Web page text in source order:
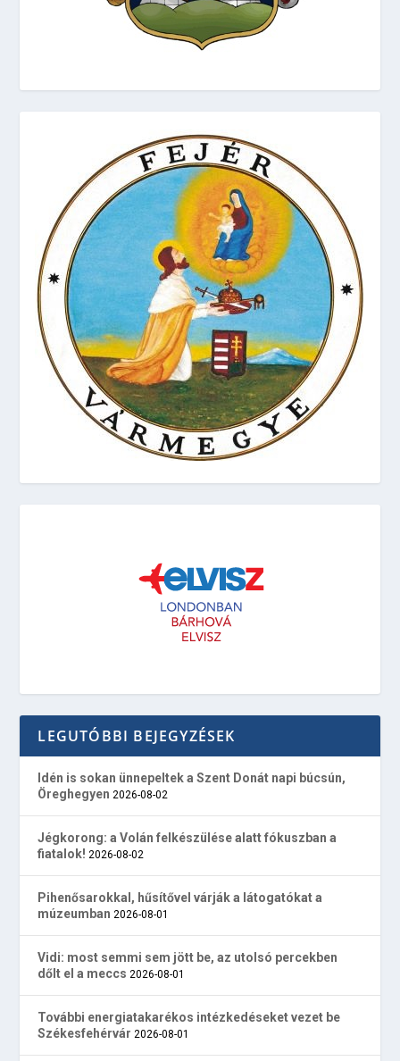
LEGUTÓBBI BEJEGYZÉSEK
Idén is sokan ünnepeltek a Szent Donát napi búcsún,
Öreghegyen 2026-08-02
Jégkorong: a Volán felkészülése alatt fókuszban a
fiatalok! 2026-08-02
Pihenősarokkal, hűsítővel várják a látogatókat a
múzeumban 2026-08-01
Vidi: most semmi sem jött be, az utolsó percekben
dőlt el a meccs 2026-08-01
További energiatakarékos intézkedéseket vezet be
Székesfehérvár 2026-08-01